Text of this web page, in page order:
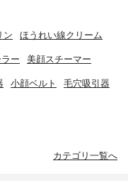
ン ほうれい線クリーム
ー 美顔スチーマー
小顔ベルト 毛穴吸引器
カテゴリ一覧へ